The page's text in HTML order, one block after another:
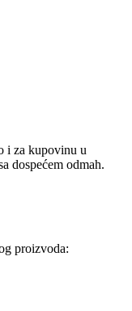
i za kupovinu u
dospećem odmah.
proizvoda: